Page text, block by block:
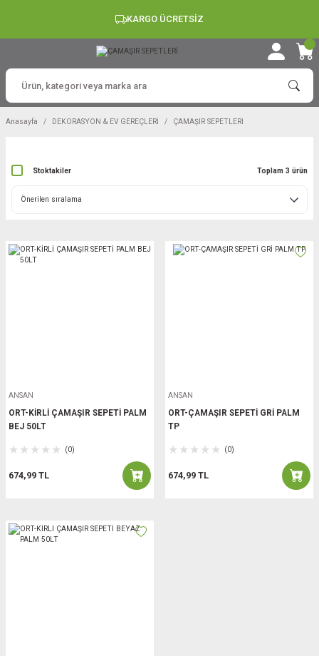
KARGO ÜCRETSİZ
Anasayfa DEKORASYON & EV GEREÇLERİ ÇAMAŞIR SEPETLERİ
Stoktakiler Toplam 3 ürün
ANSAN
ORT-KİRLİ ÇAMAŞIR SEPETİ PALM
BEJ 50LT
(0)
674,99 TL
ANSAN
ORT-ÇAMAŞIR SEPETİ GRİ PALM
TP
(0)
674,99 TL